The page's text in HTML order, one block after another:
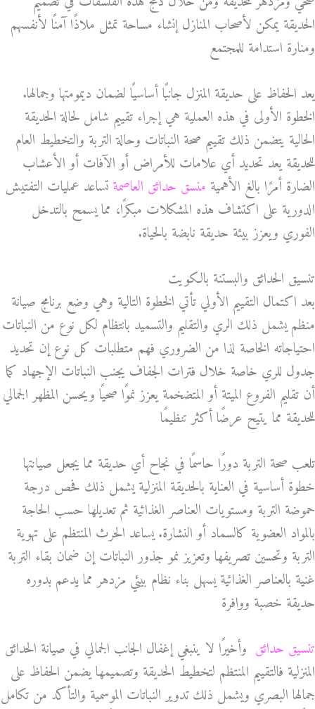
الحديقة يمكن لأصحاب المنازل إنشاء مساحة تمثل ملاذًا آمنًا لأنفسهم
ومنارة استدامة للمجتمع
يعد الحفاظ على حديقة المنزل جانبًا أساسيًا لضمان ديمومتها وجمالها.
الخطوة الأولى في هذه العملية هي إجراء تقييم شامل لحالة الحديقة
الحالية يتضمن ذلك تقييم صحة النباتات وحالة التربة والتخطيط العام
للحديقة يعد تحديد أي علامات للأمراض أو الآفات أو الأعشاب
الضارة أمرًا بالغ الأهمية منسق حدائق العاصمة تساعد عمليات التفتيش
الدورية على اكتشاف هذه المشكلات مبكرًا، مما يسمح بالتدخل
الفوري ويعزز بيئة حديقة نابضة بالحياة.
تنسيق الحدائق والبستنة بالكويت
بعد اكتمال التقييم الأولي تأتي الخطوة التالية وهي وضع برنامج صيانة
منظم يشمل ذلك الري والتقليم والتسميد بانتظام لكل نوع من النباتات
احتياجاته الخاصة لذا من الضروري فهم متطلبات كل نوع إن تحديد
جدول للري خاصة خلال فترات الجفاف يجنب النباتات الإجهاد كما
أن تقليم الفروع الميتة أو المتضخمة يعزز نموًا صحيًا ويحسن المظهر الجمالي
للحديقة مما يتيح عرضًا أكثر تنظيمًا
تلعب صحة التربة دورًا حاسمًا في نجاح أي حديقة مما يجعل صيانتها
خطوة أساسية في العناية بالحديقة المنزلية يشمل ذلك فحص درجة
حموضة التربة ومستويات العناصر الغذائية ثم تعديلها حسب الحاجة
بالمواد العضوية كالسماد أو النشارة. يساعد الحرث المنتظم على تهوية
التربة وتحسين تصريفها وتعزيز نمو جذور النباتات إن ضمان بقاء التربة
غنية بالعناصر الغذائية يسهل بناء نظام بيئي مزدهر مما يدعم بدوره
حديقة خصبة ووافرة
تنسيق حدائق وأخيرًا لا ينبغي إغفال الجانب الجمالي في صيانة الحدائق
المنزلية فالتقييم المنتظم لتخطيط الحديقة وتصميمها يضمن الحفاظ على
جمالها البصري ويشمل ذلك تدوير النباتات الموسمية والتأكد من تكامل